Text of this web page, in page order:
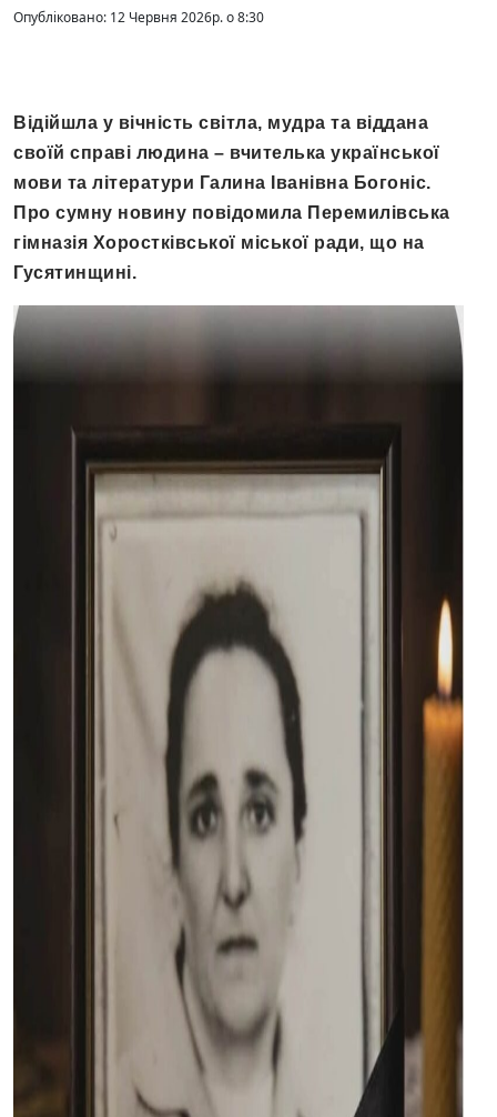
Опубліковано: 12 Червня 2026р. о 8:30
Відійшла у вічність світла, мудра та віддана
своїй справі людина – вчителька української
мови та літератури Галина Іванівна Богоніс.
Про сумну новину повідомила Перемилівська
гімназія Хоростківської міської ради, що на
Гусятинщині.